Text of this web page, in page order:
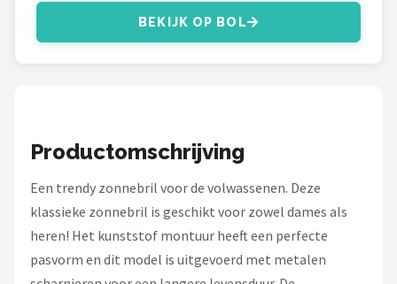
BEKIJK OP BOL
Productomschrijving
Een trendy zonnebril voor de volwassenen. Deze
klassieke zonnebril is geschikt voor zowel dames als
heren! Het kunststof montuur heeft een perfecte
pasvorm en dit model is uitgevoerd met metalen